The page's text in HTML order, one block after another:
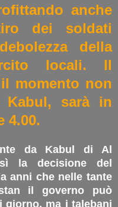
anche
dei soldati
della
locali. Il
momento non
Kabul, sarà in
4.00.
da Kabul di Al
la decisione del
anni che nelle tante
il governo può
giorno, ma i talebani